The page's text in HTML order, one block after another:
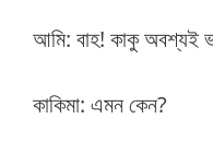
আমি: বাহ! কাকু অবশ্যই
কাকিমা: এমন কেন?